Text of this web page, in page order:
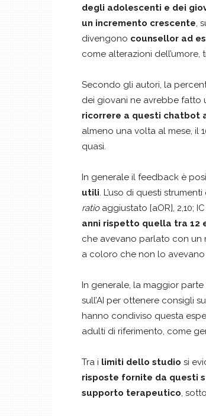
degli adolescenti e dei
un incremento crescente,
divengono counsellor ad
come alterazioni dell’umore,
Secondo gli autori, la
dei giovani ne avrebbe fatto
ricorrere a questi chatbot
almeno una volta al mese, il
quasi.
In generale il feedback è
utili. L’uso di questi
ratioaggiustato [aOR], 2,10; IC
anni rispetto quella tra 12
che avevano parlato con un
a coloro che non lo avevano
In generale, la maggior
sull’AI per ottenere consigli
hanno condiviso questa
adulti di riferimento, come
Tra i limiti dello studio si
risposte fornite da questi
supporto terapeutico,